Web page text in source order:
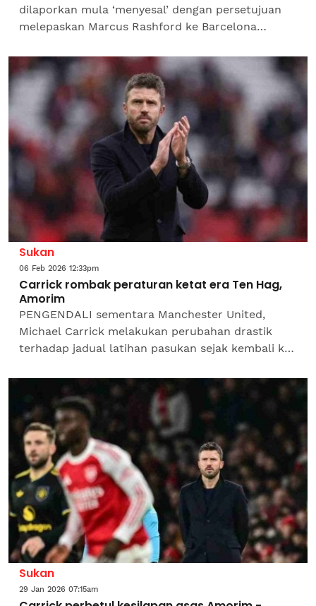
dilaporkan mula ‘menyesal’ dengan persetujuan
melepaskan Marcus Rashford ke Barcelona
kini percaya nilai...
Sukan
06 Feb 2026 12:33pm
Carrick rombak peraturan ketat era Ten Hag,
Amorim
PENGENDALI sementara Manchester United,
Michael Carrick melakukan perubahan drastik
terhadap jadual latihan pasukan sejak kembali ke
mingguan pemain itu...
Sukan
29 Jan 2026 07:15am